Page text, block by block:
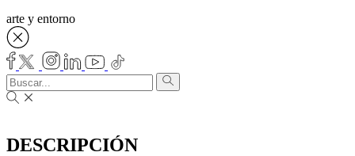
arte y entorno
DESCRIPCIÓN